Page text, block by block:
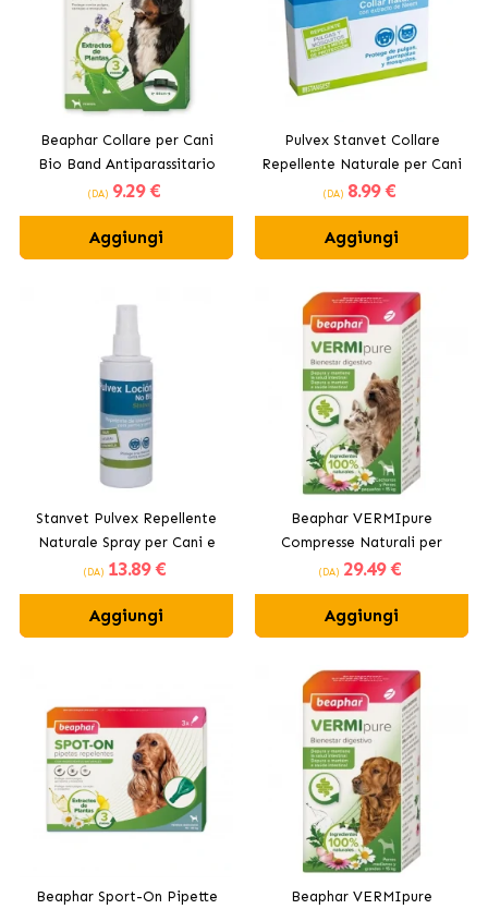
Beaphar Collare per Cani
Bio Band Antiparassitario
Naturale
(DA) 9.29 €
Aggiungi
Pulvex Stanvet Collare
Repellente Naturale per Cani
e Gatti
(DA) 8.99 €
Aggiungi
Stanvet Pulvex Repellente
Naturale Spray per Cani e
Gatti
(DA) 13.89 €
Aggiungi
Beaphar VERMIpure
Compresse Naturali per
Parassiti Interni per Cani
(DA) 29.49 €
Aggiungi
Beaphar Sport-On Pipette
Beaphar VERMIpure